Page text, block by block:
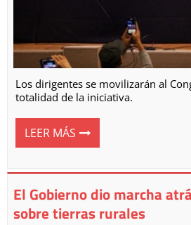
Los dirigentes se movilizarán al
totalidad de la iniciativa.
LEER MÁS
El Gobierno dio marcha
sobre tierras rurales